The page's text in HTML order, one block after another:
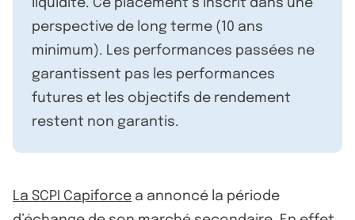
liquidité. Ce placement s’inscrit dans une
perspective de long terme (10 ans
minimum). Les performances passées ne
garantissent pas les performances
futures et les objectifs de rendement
restent non garantis.
La SCPI Capiforce a annoncé la période